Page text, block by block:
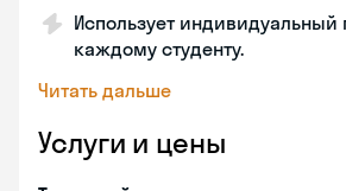
Использует индивидуальный
каждому студенту.
Читать дальше
Услуги и цены